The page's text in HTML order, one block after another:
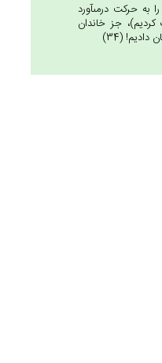
را به حركت درمى‏آورد
جز خاندان
(34)